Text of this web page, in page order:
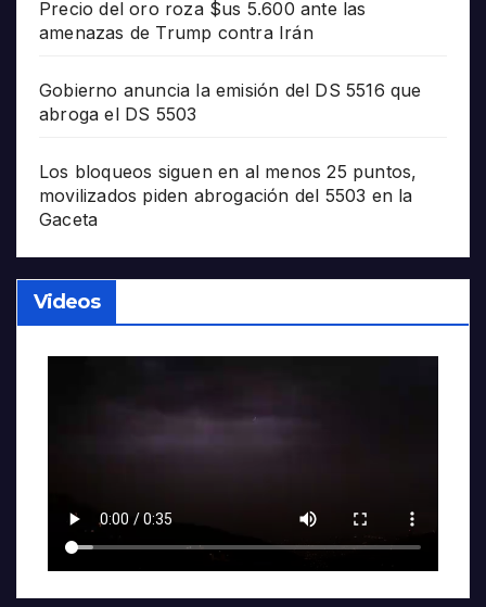
Precio del oro roza $us 5.600 ante las
amenazas de Trump contra Irán
Gobierno anuncia la emisión del DS 5516 que
abroga el DS 5503
Los bloqueos siguen en al menos 25 puntos,
movilizados piden abrogación del 5503 en la
Gaceta
Videos